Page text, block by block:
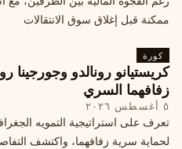
ممكنة قبل إغلاق سوق الانتقالات
كورة
زفافهما السري
٥ أغسطس ٢٠٢٦
تعرف على استراتيجية التمويه
لحماية سرية زفافهما، واكتشف